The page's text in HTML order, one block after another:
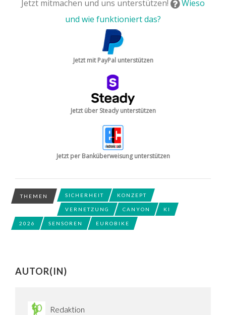
Jetzt mitmachen und uns unterstützen!
Wieso
und wie funktioniert das?
Jetzt mit PayPal unterstützen
Jetzt über Steady unterstützen
Jetzt per Banküberweisung unterstützen
THEMEN SICHERHEIT KONZEPT
VERNETZUNG CANYON KI
2026 SENSOREN EUROBIKE
AUTOR(IN)
Redaktion